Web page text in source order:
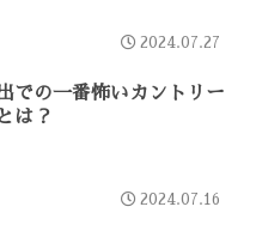
2024.07.27
での一番怖いカントリー
は？
2024.07.16